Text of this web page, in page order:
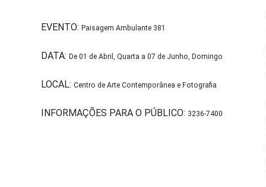
EVENTO: Paisagem Ambulante 381
DATA: De 01 de Abril, Quarta a 07 de Junho, Domingo
LOCAL: Centro de Arte Contemporânea e Fotografia
INFORMAÇÕES PARA O PÚBLICO: 3236-7400